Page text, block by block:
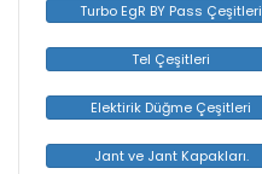
Turbo EgR BY Pass Çeşitleri
Tel Çeşitleri
Elektirik Düğme Çeşitleri
Jant ve Jant Kapakları.